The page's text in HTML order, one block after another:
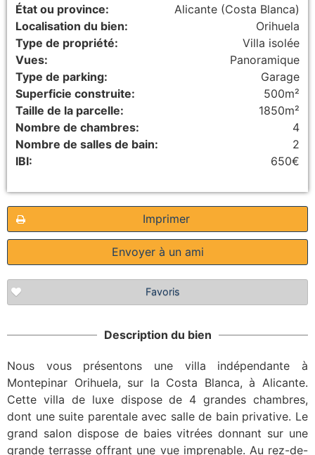
État ou province:
Alicante (Costa Blanca)
Localisation du bien:
Orihuela
Type de propriété:
Villa isolée
Vues:
Panoramique
Type de parking:
Garage
Superficie construite:
500m²
Taille de la parcelle:
1850m²
Nombre de chambres:
4
Nombre de salles de bain:
2
IBI:
650€
Imprimer
Envoyer à un ami
Favoris
Description du bien
Nous vous présentons une villa indépendante à
Montepinar Orihuela, sur la Costa Blanca, à Alicante.
Cette villa de luxe dispose de 4 grandes chambres,
dont une suite parentale avec salle de bain privative. Le
grand salon dispose de baies vitrées donnant sur une
grande terrasse offrant une vue imprenable. Au rez-de-